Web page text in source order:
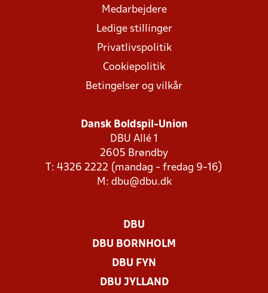
Medarbejdere
Ledige stillinger
Privatlivspolitik
Cookiepolitik
Betingelser og vilkår
Dansk Boldspil-Union
DBU Allé 1
2605 Brøndby
T: 4326 2222 (mandag - fredag 9-16)
M: dbu@dbu.dk
DBU
DBU BORNHOLM
DBU FYN
DBU JYLLAND